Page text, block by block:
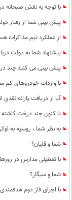
با توجه به نقش صبحانه
پیش بینی شما از رفتار
از عملکرد تیم مذاکرات
پیشنهاد شما به دولت
پیش بینی می کنید چند
با واردات خودروهای کم
آیا از دریافت یارانه
تا کنون چند درخت کاشته
به نظر شما ، روسیه به
شما و قلیان؟
با تعطیلی مدارس در
شما و سیگار؟
با اجرای فاز دوم